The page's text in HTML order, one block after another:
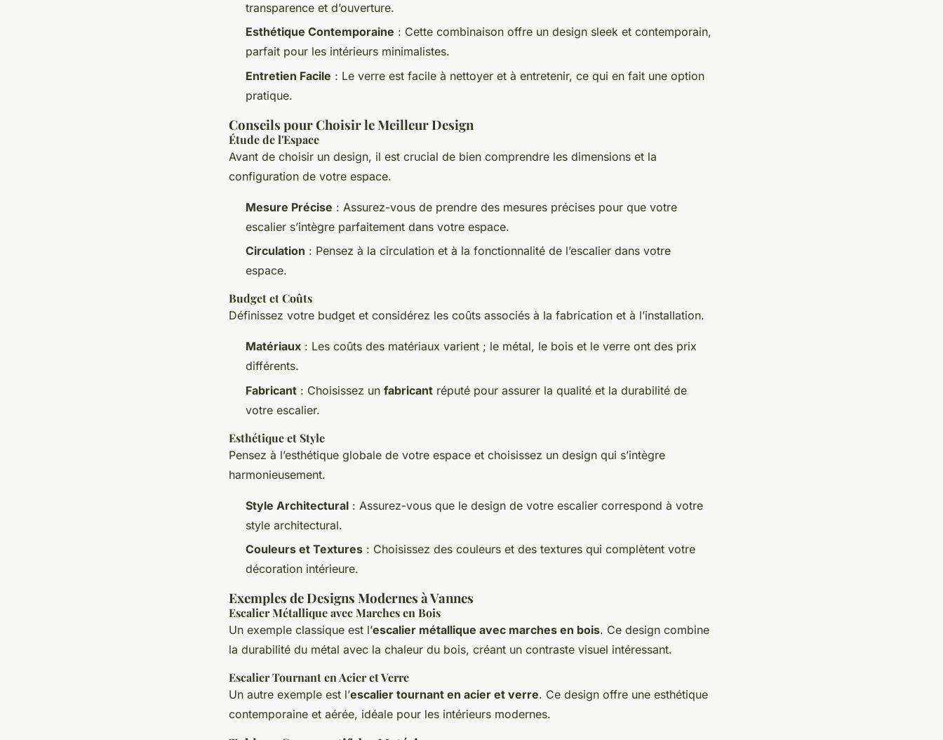
transparence et d’ouverture.
Esthétique Contemporaine : Cette combinaison offre un design sleek et contemporain,
parfait pour les intérieurs minimalistes.
Entretien Facile : Le verre est facile à nettoyer et à entretenir, ce qui en fait une option
pratique.
Conseils pour Choisir le Meilleur Design
Étude de l'Espace
Avant de choisir un design, il est crucial de bien comprendre les dimensions et la
configuration de votre espace.
Mesure Précise : Assurez-vous de prendre des mesures précises pour que votre
escalier s’intègre parfaitement dans votre espace.
Circulation : Pensez à la circulation et à la fonctionnalité de l’escalier dans votre
espace.
Budget et Coûts
Définissez votre budget et considérez les coûts associés à la fabrication et à l’installation.
Matériaux : Les coûts des matériaux varient ; le métal, le bois et le verre ont des prix
différents.
Fabricant : Choisissez un fabricant réputé pour assurer la qualité et la durabilité de
votre escalier.
Esthétique et Style
Pensez à l’esthétique globale de votre espace et choisissez un design qui s’intègre
harmonieusement.
Style Architectural : Assurez-vous que le design de votre escalier correspond à votre
style architectural.
Couleurs et Textures : Choisissez des couleurs et des textures qui complètent votre
décoration intérieure.
Exemples de Designs Modernes à Vannes
Escalier Métallique avec Marches en Bois
Un exemple classique est l’escalier métallique avec marches en bois. Ce design combine
la durabilité du métal avec la chaleur du bois, créant un contraste visuel intéressant.
Escalier Tournant en Acier et Verre
Un autre exemple est l’escalier tournant en acier et verre. Ce design offre une esthétique
contemporaine et aérée, idéale pour les intérieurs modernes.